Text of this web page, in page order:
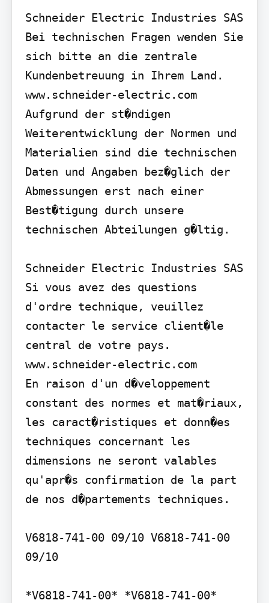
Schneider Electric Industries SAS
Bei technischen Fragen wenden Sie
sich bitte an die zentrale
Kundenbetreuung in Ihrem Land.
www.schneider-electric.com
Aufgrund der st�ndigen
Weiterentwicklung der Normen und
Materialien sind die technischen
Daten und Angaben bez�glich der
Abmessungen erst nach einer
Best�tigung durch unsere
technischen Abteilungen g�ltig.
Schneider Electric Industries SAS
Si vous avez des questions
d'ordre technique, veuillez
contacter le service client�le
central de votre pays.
www.schneider-electric.com
En raison d'un d�veloppement
constant des normes et mat�riaux,
les caract�ristiques et donn�es
techniques concernant les
dimensions ne seront valables
qu'apr�s confirmation de la part
de nos d�partements techniques.
V6818-741-00 09/10 V6818-741-00
09/10
*V6818-741-00* *V6818-741-00*